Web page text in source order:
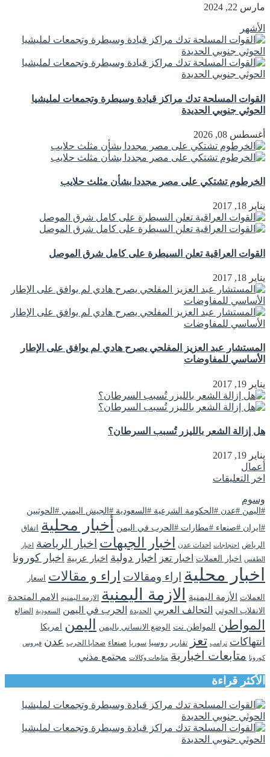
مارس 22, 2024
الأشهر
القوات المسلحة تدك مراكز قيادة وسيطرة وتجمعات لمليشيا
الحوثي جنوبي الحديدة
أغسطس 08, 2026
الخرطوم تشتكي على مصر مجددا بشأن مثلث حلايب
يناير 18, 2017
القوات العراقية تعلن السيطرة على كامل شرق الموصل
يناير 18, 2017
المستشار عبد العزيز المفلحي يصرح هادي لم يوافق على الإطار
الأساسي للمفاوضات
يناير 19, 2017
هل إزالة الشعر بالليزر تُسبب السرطان؟
يناير 19, 2017
أعمال
اخر التعليقات
وسوم
#اليمن #عدن #الحكومة الشرعية #السعودية #الجيش اليمني #الحوثيين
#ايران #صنعاء #مطارات #الحرب في اليمن
أخبار محلية
اتفاق
الرياض
احتجاجات احداث عدن اخبار الجبهات اخبار الرياضة اخبار
الطقس
اخبار العملات اخبار تعز اخبار دولية اخبار عربية اخبار كورونا
اخبار محلية اراء ومقالات اراء و مقالات اسعار
العملات الأزمة اليمنية الازمة اليمنية الازمه اليمنيه الامم المتحدة
الانقلاب الحوثي التحالف العربي الحديدة الحرب في اليمن السعودية الضالع
المواطن المواطن نت الوضع الانساني باليمن اليمن امريكا
انتهاكات ترامب تعز تقارير روسيا سوريا صنعاء ضحايا الحرب عدن فيروس
كورونا متابعات اخبارية متابعات وكالات مجتمع مدني
الأكثر قراءة